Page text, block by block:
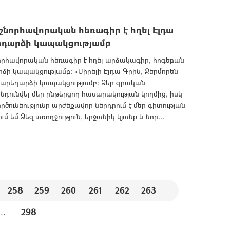
հեռագիր է հղել Էլդա
կապակցությամբ
հեռագիր է հղել արձակագիր, հոգեբան
կապակցությամբ: «Սիրելի Էլդա Գրին, Ջերմորեն
կապակցությամբ: Ձեր գրական
մեր ընթերցող հասարակության կողմից, իսկ
արժեքավոր ներդրում է մեր գիտության
Ձեզ առողջություն, երջանիկ կյանք և նոր...
258 259 260 261 262
263
298